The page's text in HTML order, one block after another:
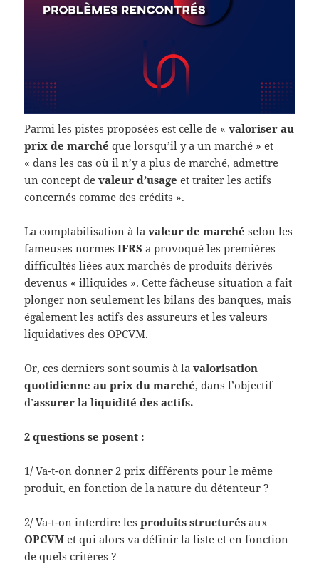
Parmi les pistes proposées est celle de «valoriser au
prix de marché que lorsqu’il y a un marché » et
« dans les cas où il n’y a plus de marché, admettre
un concept devaleur d’usage et traiter les actifs
concernés comme des crédits ».
La comptabilisation à lavaleur de marché selon les
fameuses normesIFRS a provoqué les premières
difficultés liées aux marchés de produits dérivés
devenus « illiquides ». Cette fâcheuse situation a fait
plonger non seulement les bilans des banques, mais
également les actifs des assureurs et les valeurs
liquidatives des OPCVM.
Or, ces derniers sont soumis à lavalorisation
quotidienne au prix du marché, dans l’objectif
d’assurer la liquidité des actifs.
2 questions se posent :
1/ Va-t-on donner 2 prix différents pour le même
produit, en fonction de la nature du détenteur ?
2/ Va-t-on interdire lesproduits structurés aux
OPCVM et qui alors va définir la liste et en fonction
de quels critères ?